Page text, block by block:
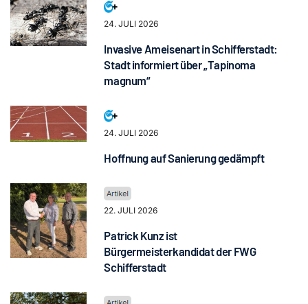
24. JULI 2026
Invasive Ameisenart in Schifferstadt:
Stadt informiert über „Tapinoma
magnum“
24. JULI 2026
Hoffnung auf Sanierung gedämpft
22. JULI 2026
Patrick Kunz ist
Bürgermeisterkandidat der FWG
Schifferstadt